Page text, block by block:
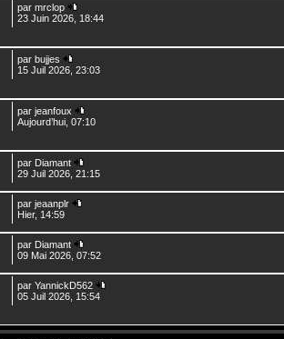
parmrclop
23 Juin 2026, 18:44
parbujjes
15 Juil 2026, 23:03
parjeanfoux
Aujourd’hui, 07:10
par Diamant
29 Juil 2026, 21:15
parjeaanplr
Hier, 14:59
par Diamant
09 Mai 2026, 07:52
parYannickD562
05 Juil 2026, 15:54